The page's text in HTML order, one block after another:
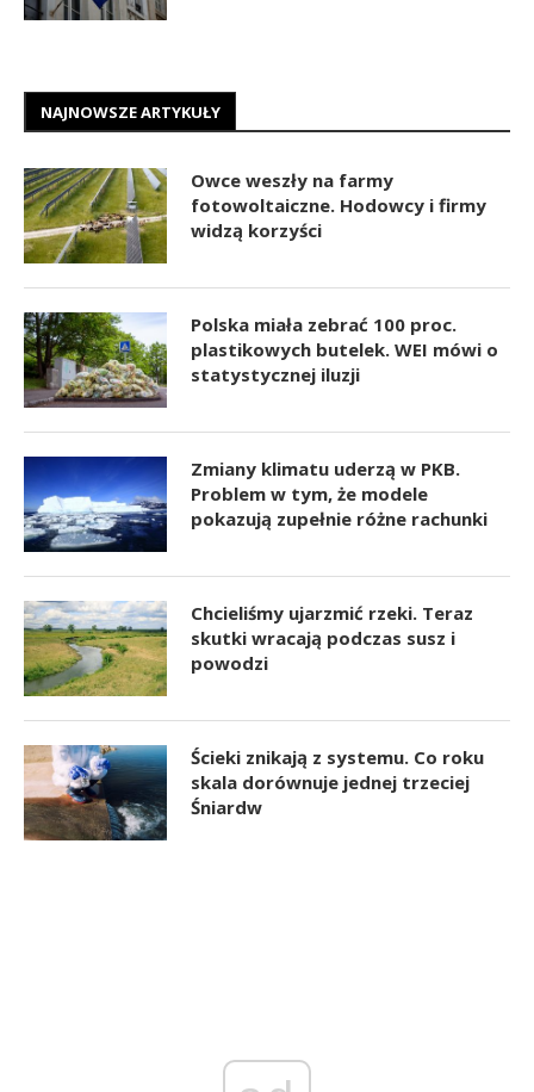
NAJNOWSZE ARTYKUŁY
Owce weszły na farmy
fotowoltaiczne. Hodowcy i firmy
widzą korzyści
Polska miała zebrać 100 proc.
plastikowych butelek. WEI mówi o
statystycznej iluzji
Zmiany klimatu uderzą w PKB.
Problem w tym, że modele
pokazują zupełnie różne rachunki
Chcieliśmy ujarzmić rzeki. Teraz
skutki wracają podczas susz i
powodzi
Ścieki znikają z systemu. Co roku
skala dorównuje jednej trzeciej
Śniardw